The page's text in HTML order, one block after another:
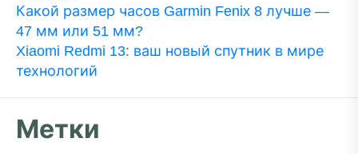
Какой размер часов Garmin Fenix 8 лучше —
47 мм или 51 мм?
Xiaomi Redmi 13: ваш новый спутник в мире
технологий
Метки